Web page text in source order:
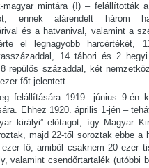
magyar mintára (!) – felállították
ennek alárendelt három
és a hatvanival, valamint a
el legnagyobb harcértékét,
14 tábori és 2
repülős századdal, két
főt jelentett.
felállítására 1919. június 9-én
Ehhez 1920. április 1-jén –
királyi” előtagot, így Magyar
majd 22-től soroztak ebbe a
fő, amiből csaknem 20 ezer
valamint csendőrtartalék (utóbbi